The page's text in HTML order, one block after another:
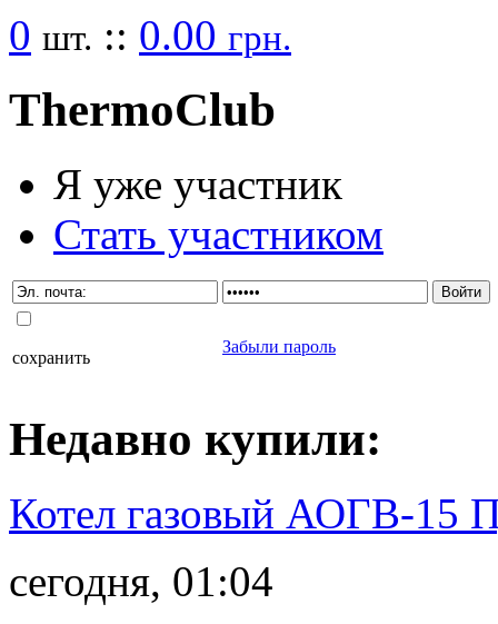
0 шт. :: 0.00 грн.
ThermoClub
Я уже участник
Стать участником
сохранить
Забыли пароль
Недавно купили:
Котел газовый АОГВ-
сегодня, 01:04